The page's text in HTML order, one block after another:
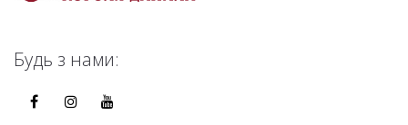
Будь з нами: